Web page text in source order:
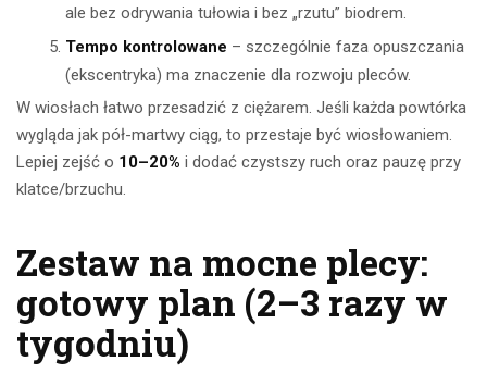
ale bez odrywania tułowia i bez „rzutu” biodrem.
Tempo kontrolowane – szczególnie faza opuszczania
(ekscentryka) ma znaczenie dla rozwoju pleców.
W wiosłach łatwo przesadzić z ciężarem. Jeśli każda powtórka
wygląda jak pół-martwy ciąg, to przestaje być wiosłowaniem.
Lepiej zejść o 10–20% i dodać czystszy ruch oraz pauzę przy
klatce/brzuchu.
Zestaw na mocne plecy:
gotowy plan (2–3 razy w
tygodniu)